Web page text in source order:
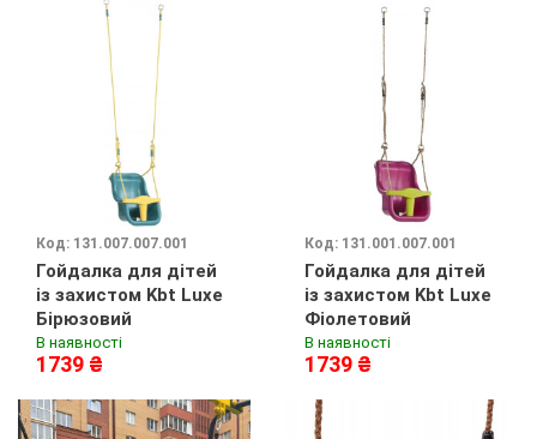
Код: 131.007.007.001
Гойдалка для дітей
із захистом Kbt Luxe
Бірюзовий
В наявності
1739 ₴
Код: 131.001.007.001
Гойдалка для дітей
із захистом Kbt Luxe
Фіолетовий
В наявності
1739 ₴